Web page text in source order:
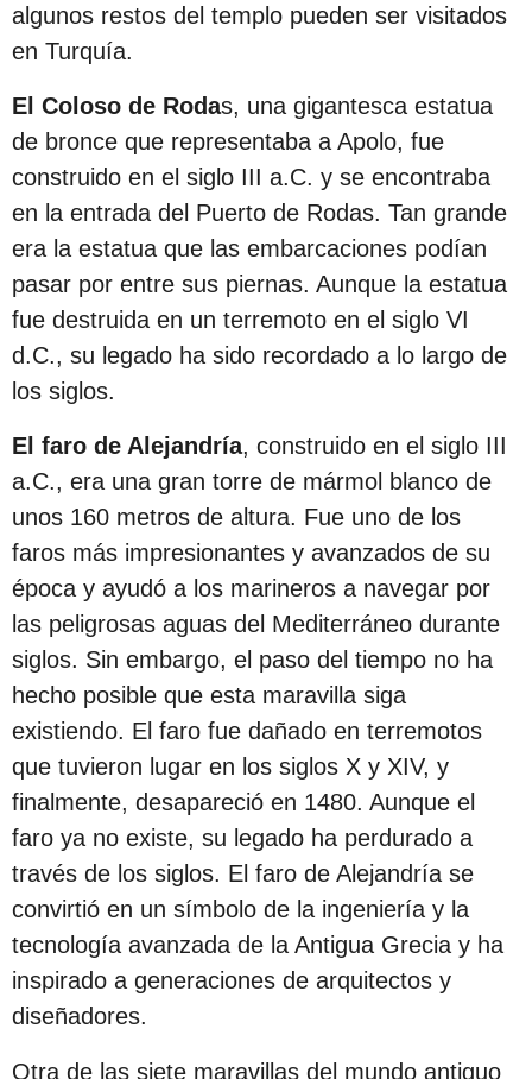
algunos restos del templo pueden ser visitados
en Turquía.
El Coloso de Rodas, una gigantesca estatua
de bronce que representaba a Apolo, fue
construido en el siglo III a.C. y se encontraba
en la entrada del Puerto de Rodas. Tan grande
era la estatua que las embarcaciones podían
pasar por entre sus piernas. Aunque la estatua
fue destruida en un terremoto en el siglo VI
d.C., su legado ha sido recordado a lo largo de
los siglos.
El faro de Alejandría, construido en el siglo III
a.C., era una gran torre de mármol blanco de
unos 160 metros de altura. Fue uno de los
faros más impresionantes y avanzados de su
época y ayudó a los marineros a navegar por
las peligrosas aguas del Mediterráneo durante
siglos. Sin embargo, el paso del tiempo no ha
hecho posible que esta maravilla siga
existiendo. El faro fue dañado en terremotos
que tuvieron lugar en los siglos X y XIV, y
finalmente, desapareció en 1480. Aunque el
faro ya no existe, su legado ha perdurado a
través de los siglos. El faro de Alejandría se
convirtió en un símbolo de la ingeniería y la
tecnología avanzada de la Antigua Grecia y ha
inspirado a generaciones de arquitectos y
diseñadores.
Otra de las siete maravillas del mundo antiguo